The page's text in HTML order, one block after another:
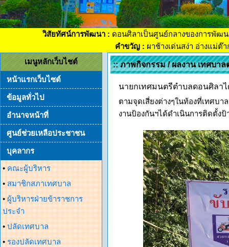
วิสัยทัศน์การพัฒนา : ดอนศิลาเป็นศูนย์กลางของการพัฒ
คำขวัญ : ผาช้างเด่นสง่า อ่างแม่ต๊
เมนูหลักเว็บไชต์
หน้าแรกเว็บไซต์
ข้อมูลทั่วไป
อำนาจหน้าที่
ศูนย์ช่วยเหลือประชาชน
บุคลากร
• คณะผู้บริหาร
• สมาชิกสภาเทศบาล
• ผู้บริหารฝ่ายข้าราชการ
ประจำ
• ปลัดเทศบาล
• รองปลัดเทศบาล
:: ภาพกิจกรรม / ผลงาน เทศบา
นายกเทศมนตรีตำบลดอนศิลา
ตามจุดเสี่ยงต่างๆในท้องที่เทศบ
งานป้องกันฯได้ดำเนินการติดตั้ง